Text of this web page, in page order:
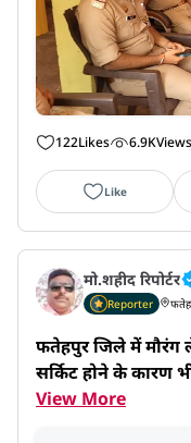
122Likes 6.9KViews
Like
मो.शहीद रिपोर्टर
Reporter
फतेहपुर जिले में मौरंग
सर्किट होने के कारण
View More